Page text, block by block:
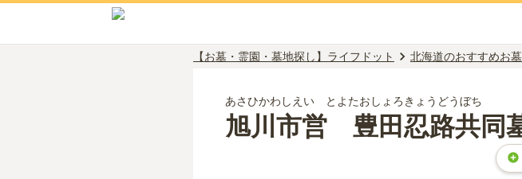
【お墓・霊園・墓地探し】ライフドット 北海道のおすすめお
あさひかわしえい とよたおしょろきょうどうぼち
旭川市営 豊田忍路共同